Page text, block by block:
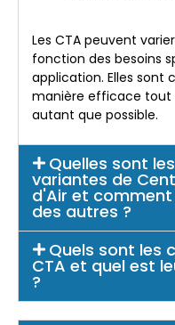
Les CTA peuvent
fonction des besoins
application. Elles sont
manière efficace tout
autant que possible.
Quelles sont
variantes de
d'Air et
des autres ?
Quels sont les
CTA et quel est
?